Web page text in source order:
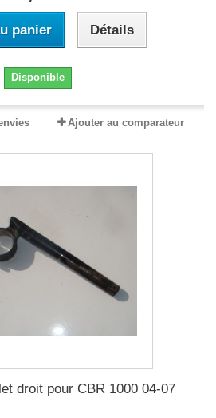
panier Détails
Disponible
Ajouter au comparateur
droit pour CBR 1000 04-07